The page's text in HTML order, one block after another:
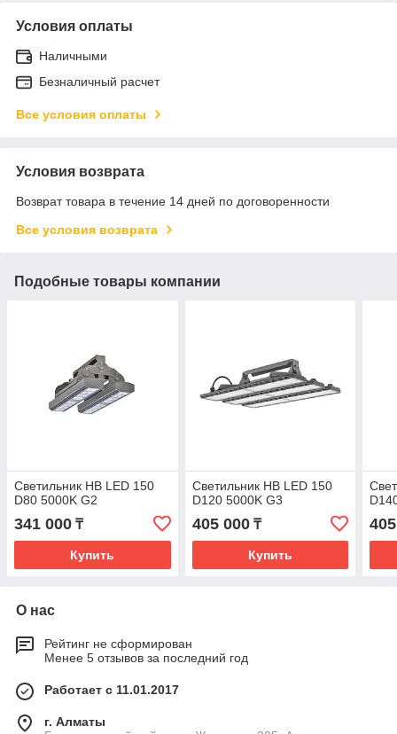
Условия оплаты
Наличными
Безналичный расчет
Все условия оплаты
Условия возврата
Возврат товара в течение 14 дней по договоренности
Все условия возврата
Подобные товары компании
Светильник HB LED 150
D80 5000K G2
341 000 ₸
Купить
Светильник HB LED 150
D120 5000K G3
405 000₸
Купить
О нас
Рейтинг не сформирован
Менее 5 отзывов за последний год
Работает с 11.01.2017
г. Алматы